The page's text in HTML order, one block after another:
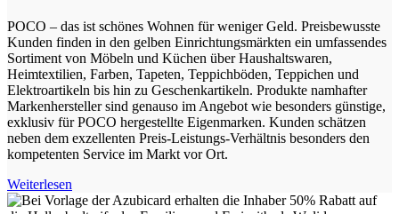
POCO – das ist schönes Wohnen für weniger Geld. Preisbewusste
Kunden finden in den gelben Einrichtungsmärkten ein umfassendes
Sortiment von Möbeln und Küchen über Haushaltswaren,
Heimtextilien, Farben, Tapeten, Teppichböden, Teppichen und
Elektroartikeln bis hin zu Geschenkartikeln. Produkte namhafter
Markenhersteller sind genauso im Angebot wie besonders günstige,
exklusiv für POCO hergestellte Eigenmarken. Kunden schätzen
neben dem exzellenten Preis-Leistungs-Verhältnis besonders den
kompetenten Service im Markt vor Ort.
Weiterlesen